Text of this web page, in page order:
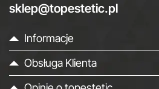
sklep@topestetic.pl
Informacje
Obsługa Klienta